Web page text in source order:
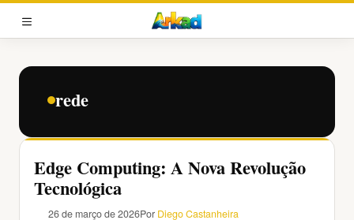
Pular
para
conteúdo
MENU
rede
Edge Computing: A Nova Revolução
Tecnológica
26 de março de 2026Por Diego Castanheira